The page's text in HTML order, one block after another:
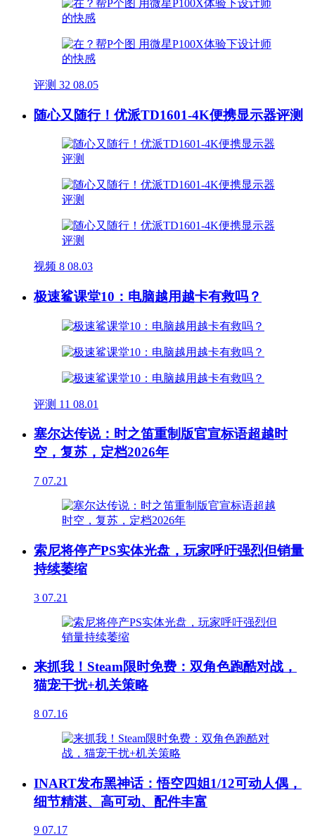
评测 32 08.05
随心又随行！优派TD1601-4K便携显示器评测
视频 8 08.03
极速鲨课堂10：电脑越用越卡有救吗？
评测 11 08.01
塞尔达传说：时之笛重制版官宣标语超越时
空，复苏，定档2026年
7 07.21
索尼将停产PS实体光盘，玩家呼吁强烈但销量
持续萎缩
3 07.21
来抓我！Steam限时免费：双角色跑酷对战，
猫宠干扰+机关策略
8 07.16
INART发布黑神话：悟空四姐1/12可动人偶，
细节精湛、高可动、配件丰富
9 07.17